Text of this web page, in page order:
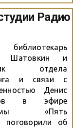
Радио
библиотекарь
Шатовкин и
отдела
и связи с
Денис
в эфире
«Пять
поговорили об